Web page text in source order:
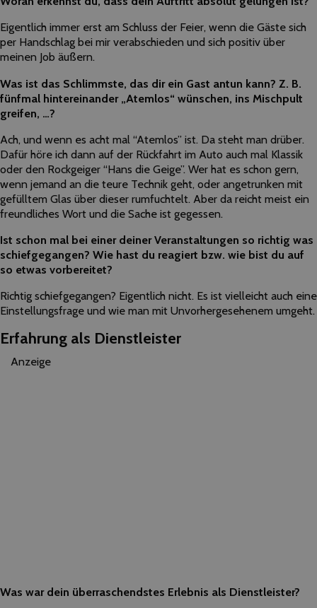
Eigentlich immer erst am Schluss der Feier, wenn die Gäste sich
per Handschlag bei mir verabschieden und sich positiv über
meinen Job äußern.
Was ist das Schlimmste, das dir ein Gast antun kann? Z. B.
fünfmal hintereinander „Atemlos“ wünschen, ins Mischpult
greifen, …?
Ach, und wenn es acht mal “Atemlos” ist. Da steht man drüber.
Dafür höre ich dann auf der Rückfahrt im Auto auch mal Klassik
oder den Rockgeiger “Hans die Geige”. Wer hat es schon gern,
wenn jemand an die teure Technik geht, oder angetrunken mit
gefülltem Glas über dieser rumfuchtelt. Aber da reicht meist ein
freundliches Wort und die Sache ist gegessen.
Ist schon mal bei einer deiner Veranstaltungen so richtig was
schiefgegangen? Wie hast du reagiert bzw. wie bist du auf
so etwas vorbereitet?
Richtig schiefgegangen? Eigentlich nicht. Es ist vielleicht auch eine
Einstellungsfrage und wie man mit Unvorhergesehenem umgeht.
Erfahrung als Dienstleister
Anzeige
Was war dein überraschendstes Erlebnis als Dienstleister?